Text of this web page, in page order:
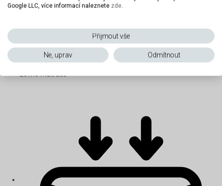
Levné matrace
Google LLC, více informací naleznete zde.
Přijmout vše
Ne, uprav Odmítnout